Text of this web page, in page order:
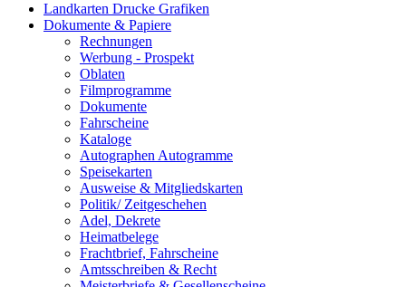
Landkarten Drucke Grafiken
Dokumente & Papiere
Rechnungen
Werbung - Prospekt
Oblaten
Filmprogramme
Dokumente
Fahrscheine
Kataloge
Autographen Autogramme
Speisekarten
Ausweise & Mitgliedskarten
Politik/ Zeitgeschehen
Adel, Dekrete
Heimatbelege
Frachtbrief, Fahrscheine
Amtsschreiben & Recht